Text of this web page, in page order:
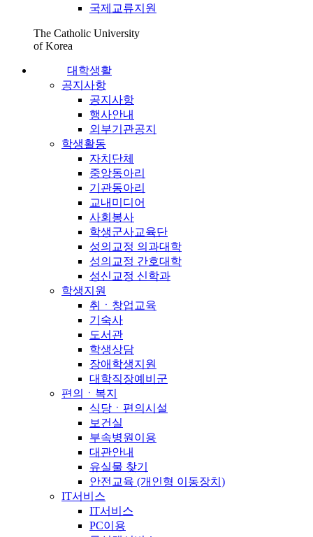
국제교류지원
The Catholic University
of Korea
대학생활
공지사항
공지사항
행사안내
외부기관공지
학생활동
자치단체
중앙동아리
기관동아리
교내미디어
사회봉사
학생군사교육단
성의교정 의과대학
성의교정 간호대학
성신교정 신학과
학생지원
취ㆍ창업교육
기숙사
도서관
학생상담
장애학생지원
대학직장예비군
편의ㆍ복지
식당ㆍ편의시설
보건실
부속병원이용
대관안내
유실물 찾기
안전교육 (개인형 이동장치)
IT서비스
IT서비스
PC이용